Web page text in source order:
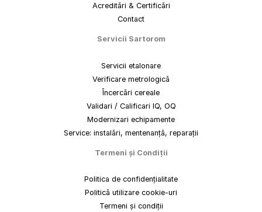
Acreditări & Certificări
Contact
Servicii Sartorom
Servicii etalonare
Verificare metrologică
Încercări cereale
Validari / Calificari IQ, OQ
Modernizari echipamente
Service: instalări, mentenanță, reparații
Termeni și Condiții
Politica de confidențialitate
Politică utilizare cookie-uri
Termeni și condiții